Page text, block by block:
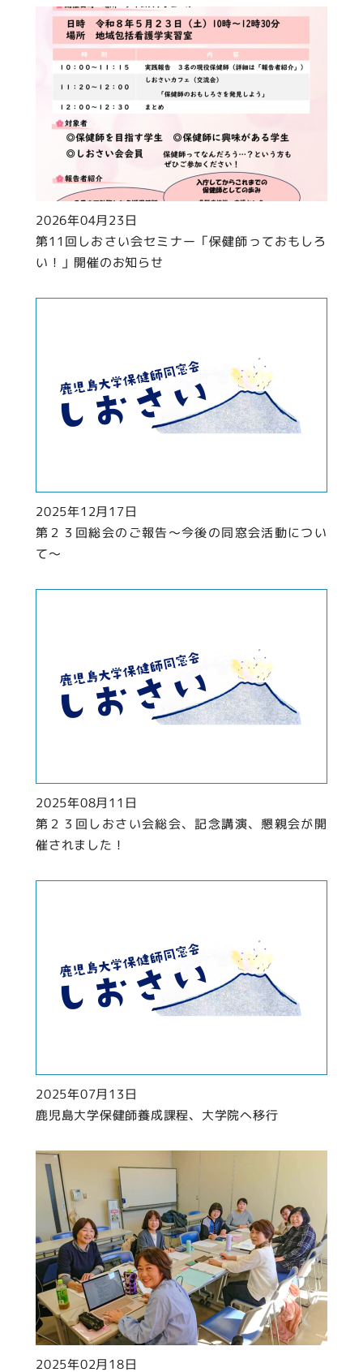
2026年04月23日
第11回しおさい会セミナー「保健師っておもしろ
い！」開催のお知らせ
2025年12月17日
第２３回総会のご報告〜今後の同窓会活動につい
て〜
2025年08月11日
第２３回しおさい会総会、記念講演、懇親会が開
催されました！
2025年07月13日
鹿児島大学保健師養成課程、大学院へ移行
2025年02月18日